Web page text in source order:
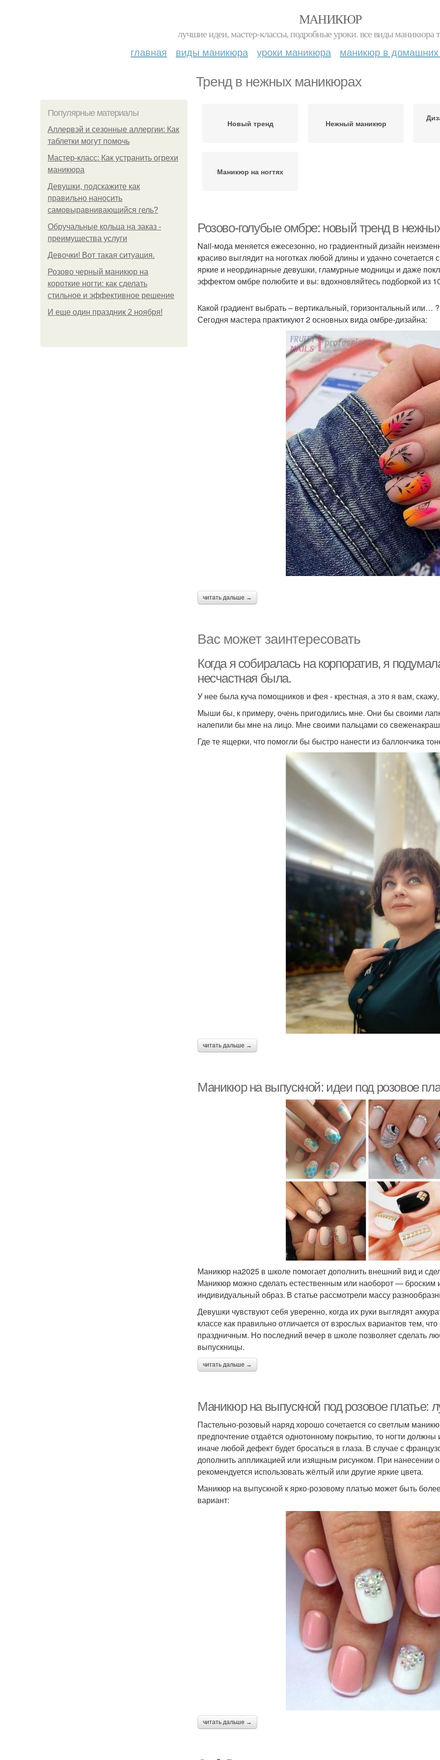
МАНИКЮР
лучшие идеи, мастер-классы, подробные уроки. все виды маникюра
главная виды маникюра уроки маникюра маникюр в домашних
Тренд в нежных маникюрах
Популярные материалы
Аллервэй и сезонные аллергии: Как
таблетки могут помочь
Мастер-класс: Как устранить огрехи
маникюра
Девушки, подскажите как
правильно наносить
самовыравнивающийся гель?
Обручальные кольца на заказ -
преимущества услуги
Девочки! Вот такая ситуация.
Розово черный маникюр на
короткие ногти: как сделать
стильное и эффективное решение
И еще один праздник 2 ноября!
Новый тренд Нежный маникюр
Маникюр на ногтях
Розово-голубые омбре: новый тренд в
Nail-мода меняется ежесезонно, но градиентный дизайн
красиво выглядит на ноготках любой длины и удачно
яркие и неординарные девушки, гламурные модницы и даже
эффектом омбре полюбите и вы: вдохновляйтесь подборкой из
Какой градиент выбрать – вертикальный, горизонтальный или… ?
Сегодня мастера практикуют 2 основных вида омбре-дизайна:
читать дальше →
Вас может заинтересовать
Когда я собиралась на корпоратив, я
несчастная была.
У нее была куча помощников и фея - крестная, а это я вам,
Мыши бы, к примеру, очень пригодились мне. Они бы своими
налепили бы мне на лицо. Мне своими пальцами со
Где те ящерки, что помогли бы быстро нанести из баллончика
читать дальше →
Маникюр на выпускной: идеи под розовое
Маникюр на2025 в школе помогает дополнить внешний вид и
Маникюр можно сделать естественным или наоборот — броским
индивидуальный образ. В статье рассмотрели массу
Девушки чувствуют себя уверенно, когда их руки выглядят
классе как правильно отличается от взрослых вариантов тем,
праздничным. Но последний вечер в школе позволяет сделать
выпускницы.
читать дальше →
Маникюр на выпускной под розовое платье:
Пастельно-розовый наряд хорошо сочетается со светлым
предпочтение отдаётся однотонному покрытию, то ногти
иначе любой дефект будет бросаться в глаза. В случае с
дополнить аппликацией или изящным рисунком. При нанесении
рекомендуется использовать жёлтый или другие яркие цвета.
Маникюр на выпускной к ярко-розовому платью может быть
вариант:
читать дальше →